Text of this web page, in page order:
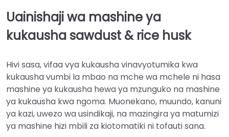
Uainishaji wa mashine ya
kukausha sawdust & rice husk
Hivi sasa, vifaa vya kukausha vinavyotumika kwa
kukausha vumbi la mbao na mche wa mchele ni hasa
mashine ya kukausha hewa ya mzunguko na mashine
ya kukausha kwa ngoma. Muonekano, muundo, kanuni
ya kazi, uwezo wa usindikaji, na mazingira ya matumizi
ya mashine hizi mbili za kiotomatiki ni tofauti sana.